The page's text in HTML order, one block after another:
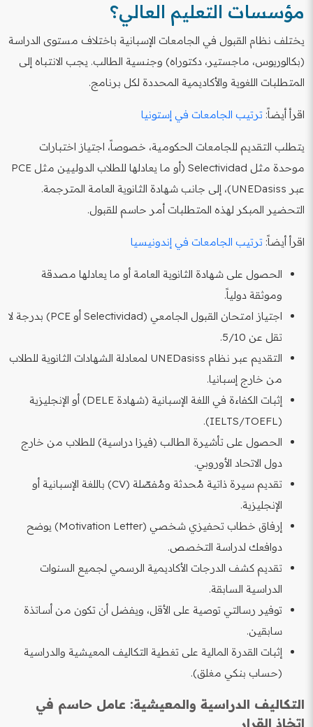
مؤسسات التعليم العالي؟
يختلف نظام القبول في الجامعات الإسبانية باختلاف مستوى الدراسة
(بكالوريوس، ماجستير، دكتوراه) وجنسية الطالب. يجب الانتباه إلى
المتطلبات اللغوية والأكاديمية المحددة لكل برنامج.
اقرأ أيضاً: ترتيب الجامعات في إستونيا
يتطلب التقديم للجامعات الحكومية، خصوصاً، اجتياز اختبارات
موحدة مثل Selectividad (أو ما يعادلها للطلاب الدوليين مثل PCE
عبر UNEDasiss)، إلى جانب شهادة الثانوية العامة المترجمة.
التحضير المبكر لهذه المتطلبات أمر حاسم للقبول.
اقرأ أيضاً: ترتيب الجامعات في إندونيسيا
الحصول على شهادة الثانوية العامة أو ما يعادلها مصدقة
وموثقة دولياً.
اجتياز امتحان القبول الجامعي (Selectividad أو PCE) بدرجة لا
تقل عن 5/10.
التقديم عبر نظام UNEDasiss لمعادلة الشهادات الثانوية للطلاب
من خارج إسبانيا.
إثبات الكفاءة في اللغة الإسبانية (شهادة DELE) أو الإنجليزية
(IELTS/TOEFL).
الحصول على تأشيرة الطالب (فيزا دراسية) للطلاب من خارج
دول الاتحاد الأوروبي.
تقديم سيرة ذاتية مُحدثة ومُفصّلة (CV) باللغة الإسبانية أو
الإنجليزية.
إرفاق خطاب تحفيزي شخصي (Motivation Letter) يوضح
دوافعك لدراسة التخصص.
تقديم كشف الدرجات الأكاديمية الرسمي لجميع السنوات
الدراسية السابقة.
توفير رسالتي توصية على الأقل، ويفضل أن تكون من أساتذة
سابقين.
إثبات القدرة المالية على تغطية التكاليف المعيشية والدراسية
(حساب بنكي مغلق).
التكاليف الدراسية والمعيشية: عامل حاسم في
اتخاذ القرار